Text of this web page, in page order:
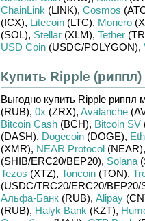
ChainLink (LINK), Cosmos
(ICX), Litecoin(LTC), Monero
(SOL), Stellar(XLM), Tether
USD Coin(USDC/POLYGON),
Купить Ripple (риппл)
Выгодно купить Ripple риппл
(RUB), 0x (ZRX), Avalanche
Bitcoin Cash(BCH), Bitcoin SV
(DASH), Dogecoin(DOGE),
(XMR), NEAR Protocol(NEAR),
(SHIB/ERC20/BEP20), Solana
Tezos (XTZ), Toncoin(TON),
(USDC/TRC20/ERC20/BEP20/
Альфа-Банк(RUB), Alipay
(RUB), Halyk Bank (KZT),